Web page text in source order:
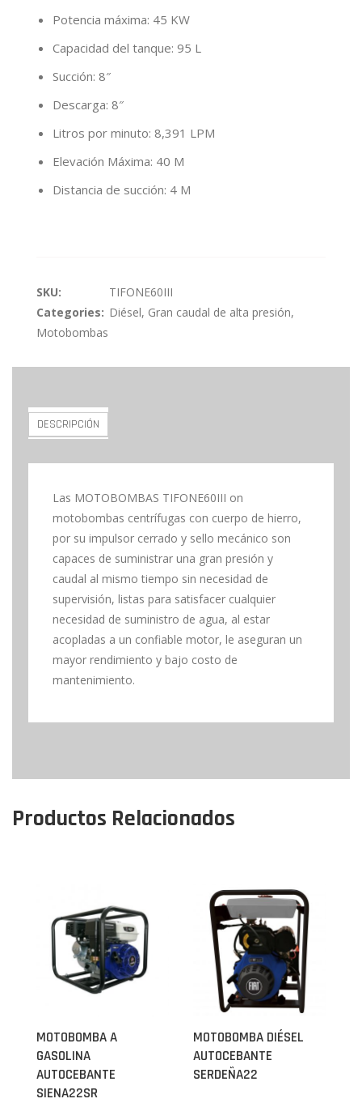
Potencia máxima: 45 KW
Capacidad del tanque: 95 L
Succión: 8″
Descarga: 8″
Litros por minuto: 8,391 LPM
Elevación Máxima: 40 M
Distancia de succión: 4 M
SKU:
TIFONE60III
Categories: Diésel, Gran caudal de alta presión,
Motobombas
DESCRIPCIÓN
Las MOTOBOMBAS TIFONE60III on
motobombas centrífugas con cuerpo de hierro,
por su impulsor cerrado y sello mecánico son
capaces de suministrar una gran presión y
caudal al mismo tiempo sin necesidad de
supervisión, listas para satisfacer cualquier
necesidad de suministro de agua, al estar
acopladas a un confiable motor, le aseguran un
mayor rendimiento y bajo costo de
mantenimiento.
Productos Relacionados
MOTOBOMBA A
GASOLINA
AUTOCEBANTE
SIENA22SR
MOTOBOMBA DIÉSEL
AUTOCEBANTE
SERDEÑA22